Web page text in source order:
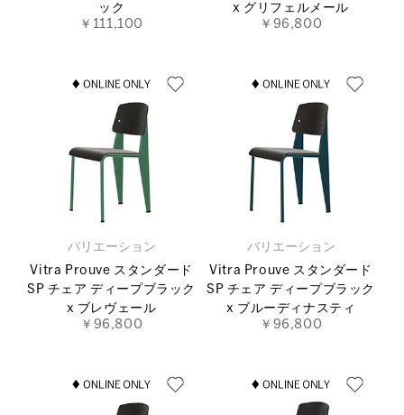
ック
￥111,100
x グリフェルメール
￥96,800
バリエーション
Vitra Prouve スタンダード
SP チェア ディープブラック
x ブレヴェール
￥96,800
バリエーション
Vitra Prouve スタンダード
SP チェア ディープブラック
x ブルーディナスティ
￥96,800